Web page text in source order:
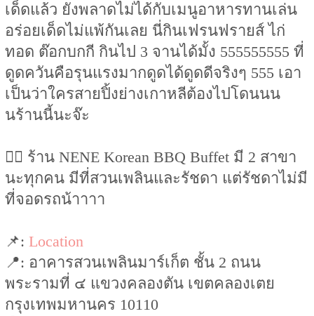
เด็ดแล้ว ยังพลาดไม่ได้กับเมนูอาหารทานเล่น
อร่อยเด็ดไม่แพ้กันเลย นี่กินเฟรนฟรายส์ ไก่
ทอด ต๊อกบกกี กินไป 3 จานได้มั้ง 555555555 ที่
ดูดควันคือรุนแรงมากดูดได้ดูดดีจริงๆ 555 เอา
เป็นว่าใครสายปิ้งย่างเกาหลีต้องไปโดนนน
นร้านนี้นะจ๊ะ
👉🏻 ร้าน NENE Korean BBQ Buffet มี 2 สาขา
นะทุกคน มีที่สวนเพลินและรัชดา แต่รัชดาไม่มี
ที่จอดรถน้าาาา
📌:Location
📍: อาคารสวนเพลินมาร์เก็ต ชั้น 2 ถนน
พระรามที่ ๔ แขวงคลองตัน เขตคลองเตย
กรุงเทพมหานคร 10110